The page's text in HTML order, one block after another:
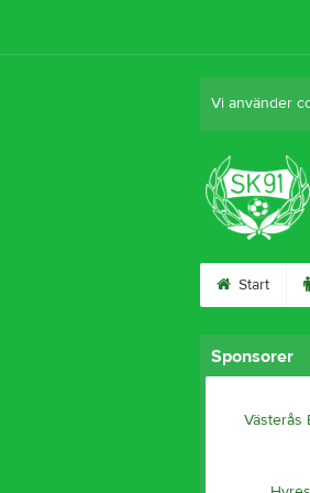
Vi använder
Start
Sponsorer
Västerås